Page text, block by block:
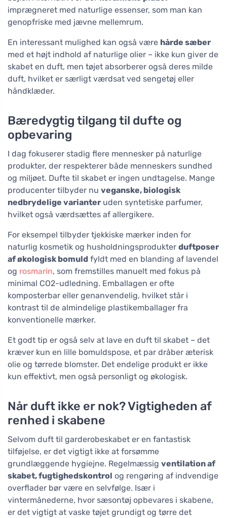
imprægneret med naturlige essenser, som man kan
genopfriske med jævne mellemrum.
En interessant mulighed kan også være hårde sæber
med et højt indhold af naturlige olier – ikke kun giver de
skabet en duft, men tøjet absorberer også deres milde
duft, hvilket er særligt værdsat ved sengetøj eller
håndklæder.
Bæredygtig tilgang til dufte og
opbevaring
I dag fokuserer stadig flere mennesker på naturlige
produkter, der respekterer både menneskers sundhed
og miljøet. Dufte til skabet er ingen undtagelse. Mange
producenter tilbyder nu veganske, biologisk
nedbrydelige varianter uden syntetiske parfumer,
hvilket også værdsættes af allergikere.
For eksempel tilbyder tjekkiske mærker inden for
naturlig kosmetik og husholdningsprodukter duftposer
af økologisk bomuld fyldt med en blanding af lavendel
og rosmarin, som fremstilles manuelt med fokus på
minimal CO2-udledning. Emballagen er ofte
komposterbar eller genanvendelig, hvilket står i
kontrast til de almindelige plastikemballager fra
konventionelle mærker.
Et godt tip er også selv at lave en duft til skabet – det
kræver kun en lille bomuldspose, et par dråber æterisk
olie og tørrede blomster. Det endelige produkt er ikke
kun effektivt, men også personligt og økologisk.
Når duft ikke er nok? Vigtigheden af
renhed i skabene
Selvom duft til garderobeskabet er en fantastisk
tilføjelse, er det vigtigt ikke at forsømme
grundlæggende hygiejne. Regelmæssig ventilation af
skabet, fugtighedskontrol og rengøring af indvendige
overflader bør være en selvfølge. Især i
vintermånederne, hvor sæsontøj opbevares i skabene,
er det vigtigt at vaske tøjet grundigt og tørre det